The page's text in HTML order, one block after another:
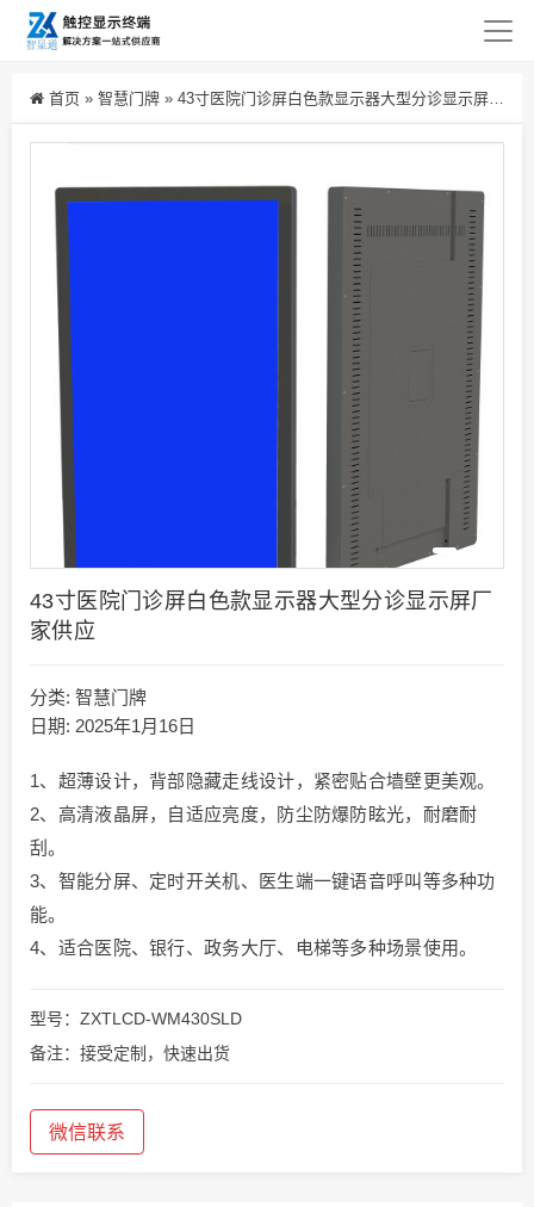
首页 » 智慧门牌 » 43寸医院门诊屏白色款显示器大型分诊显示屏厂家供应
43寸医院门诊屏白色款显示器大型分诊显示屏厂
家供应
分类: 智慧门牌
日期: 2025年1月16日
1、超薄设计，背部隐藏走线设计，紧密贴合墙壁更美观。
2、高清液晶屏，自适应亮度，防尘防爆防眩光，耐磨耐
刮。
3、智能分屏、定时开关机、医生端一键语音呼叫等多种功
能。
4、适合医院、银行、政务大厅、电梯等多种场景使用。
型号：ZXTLCD-WM430SLD
备注：接受定制，快速出货
微信联系